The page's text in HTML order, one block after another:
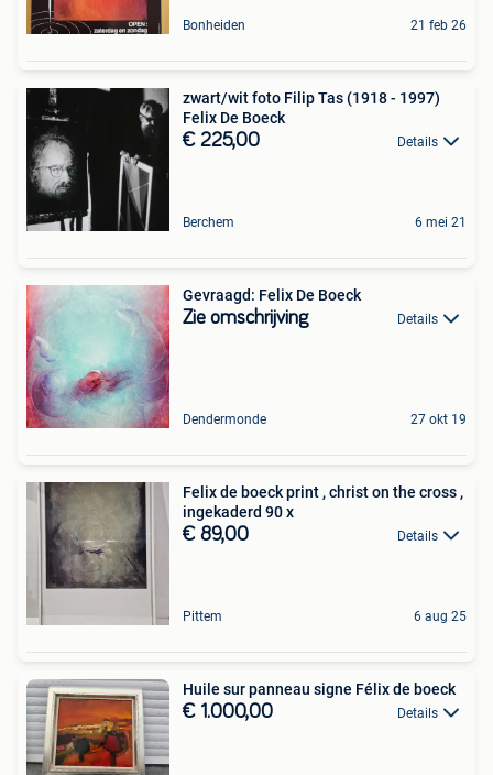
Bonheiden 21 feb 26
zwart/wit foto Filip Tas (1918 - 1997)
Felix De Boeck
€ 225,00 Details
Berchem 6 mei 21
Gevraagd: Felix De Boeck
Zie omschrijving Details
Dendermonde 27 okt 19
Felix de boeck print , christ on the cross ,
ingekaderd 90 x
€ 89,00 Details
Pittem 6 aug 25
Huile sur panneau signe Félix de boeck
€ 1.000,00 Details